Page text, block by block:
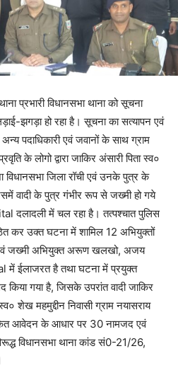
प्रभारी विधानसभा थाना को सूचना
झगड़ा हो रहा है। सूचना का सत्यापन एवं
पदाधिकारी एवं जवानों के साथ ग्राम
के लोगो द्वारा जाकिर अंसारी पिता स्व०
विधानसभा जिला रॉची एवं उनके पुत्र के
वादी के पुत्र गंभीर रूप से जख्मी हो गये
दलादली में चल रहा है। तत्पश्चात पुलिस
कर उक्त घटना में शामिल 12 अभियुक्तों
एवं जख्मी अभियुक्त अरूण खलखो, अजय
में ईलाजरत है तथा घटना में प्रयुक्त
किया गया है, जिसके उपरांत वादी जाकिर
शेख महमुद्दीन निवासी ग्राम नयासराय
आवेदन के आधार पर 30 नामजद एवं
विधानसभा थाना कांड सं0-21/26,